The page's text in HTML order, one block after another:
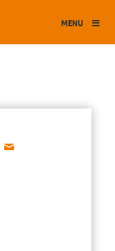
MENU